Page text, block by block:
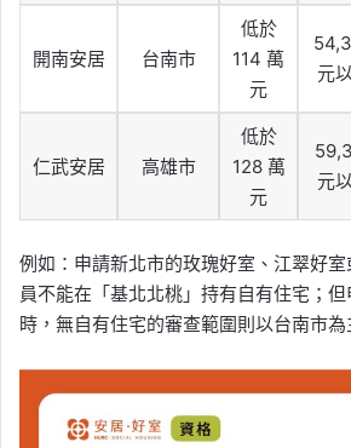
開南安居 台南市
低於
114 萬
元
元
仁武安居 高雄市
低於
128 萬
元
元
例如：申請新北市的玫瑰好室、江翠好
員不能在「基北北桃」持有自有住宅；
時，無自有住宅的審查範圍則以台南市為